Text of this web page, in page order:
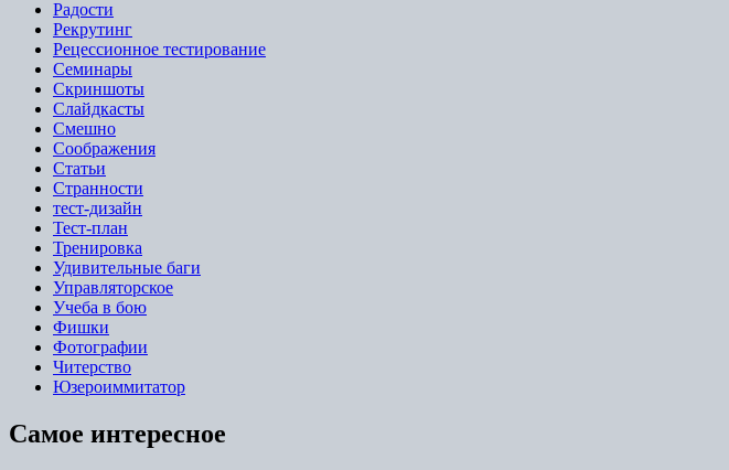
Радости
Рекрутинг
Рецессионное тестирование
Семинары
Скриншоты
Слайдкасты
Смешно
Соображения
Статьи
Странности
тест-дизайн
Тест-план
Тренировка
Удивительные баги
Управляторское
Учеба в бою
Фишки
Фотографии
Читерство
Юзероиммитатор
Самое интересное